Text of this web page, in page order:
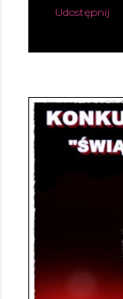
Udostępnij